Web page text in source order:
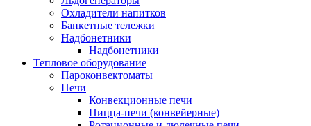
Охладители напитков
Банкетные тележки
Надбонетники
Надбонетники
Тепловое оборудование
Пароконвектоматы
Печи
Конвекционные печи
Пицца-печи (конвейерные)